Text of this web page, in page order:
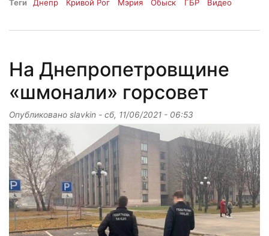
Теги Днепр Кривой Рог Мэрия Обыск ГБР Видео
На Днепропетровщине
«шмонали» горсовет
Опубликовано slavkin - сб, 11/06/2021 - 06:53